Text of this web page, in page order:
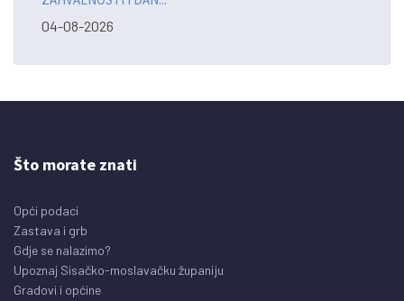
04-08-2026
Što morate znati
Opći podaci
Zastava i grb
Gdje se nalazimo?
Upoznaj Sisačko-moslavačku županiju
Gradovi i općine